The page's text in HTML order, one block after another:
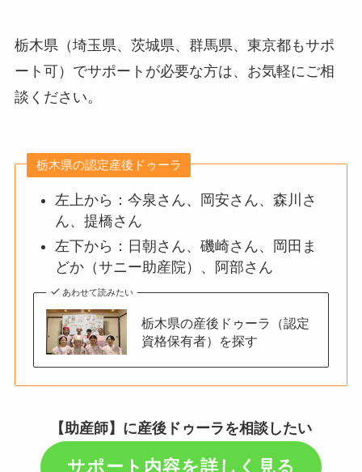
栃木県（埼玉県、茨城県、群馬県、東京都もサポ
ート可）でサポートが必要な方は、お気軽にご相
談ください。
栃木県の認定産後ドゥーラ
左上から：今泉さん、岡安さん、森川さ
ん、提橋さん
左下から：日朝さん、磯崎さん、岡田ま
どか（サニー助産院）、阿部さん
あわせて読みたい
栃木県の産後ドゥーラ（認定
資格保有者）を探す
【助産師】に産後ドゥーラを相談したい
サポート内容を詳しく見る